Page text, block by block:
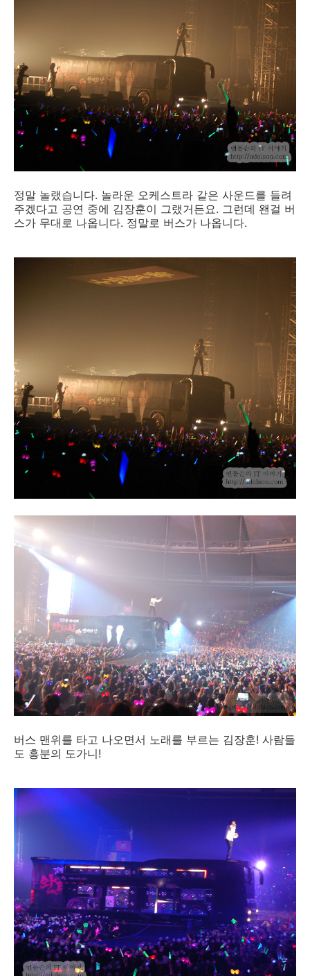
정말 놀랬습니다. 놀라운 오케스트라 같은 사운드를 들려
주겠다고 공연 중에 김장훈이 그랬거든요. 그런데 왠걸 버
스가 무대로 나옵니다. 정말로 버스가 나옵니다.
버스 맨위를 타고 나오면서 노래를 부르는 김장훈! 사람들
도 흥분의 도가니!